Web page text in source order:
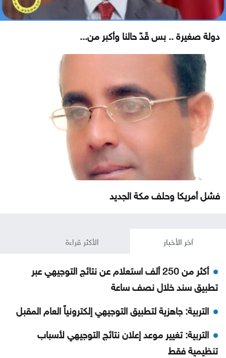
دولة صغيرة .. بس قَدّ حالنا وأكبر من...
فشل أمريكا وحلف مكة الجديد
آخر الأخبار الأكثر قراءة
أكثر من 250 ألف استعلام عن نتائج التوجيهي عبر
تطبيق سند خلال نصف ساعة
التربية: جاهزية لتطبيق التوجيهي إلكترونياً العام المقبل
التربية: تغيير موعد إعلان نتائج التوجيهي لأسباب
تنظيمية فقط